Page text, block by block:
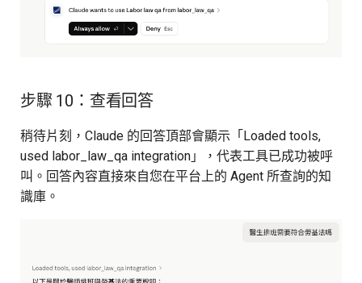
步驟 10：查看回答
稍待片刻，Claude 的回答頂部會顯示「Loaded tools,
used labor_law_qa integration」，代表工具已成功被呼
叫。回答內容直接來自您在平台上的 Agent 所查詢的知
識庫。